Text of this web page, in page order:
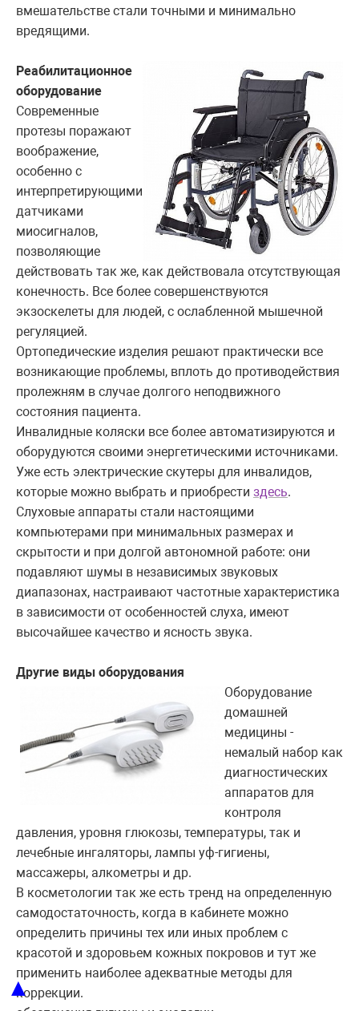
вмешательстве стали точными и минимально
вредящими.
Реабилитационное
оборудование
Современные
протезы поражают
воображение,
особенно с
интерпретирующими
датчиками
миосигналов,
позволяющие
действовать так же, как действовала отсутствующая
конечность. Все более совершенствуются
экзоскелеты для людей, с ослабленной мышечной
регуляцией.
Ортопедические изделия решают практически все
возникающие проблемы, вплоть до противодействия
пролежням в случае долгого неподвижного
состояния пациента.
Инвалидные коляски все более автоматизируются и
оборудуются своими энергетическими источниками.
Уже есть электрические скутеры для инвалидов,
которые можно выбрать и приобрести здесь.
Слуховые аппараты стали настоящими
компьютерами при минимальных размерах и
скрытости и при долгой автономной работе: они
подавляют шумы в независимых звуковых
диапазонах, настраивают частотные характеристика
в зависимости от особенностей слуха, имеют
высочайшее качество и ясность звука.
Другие виды оборудования
Оборудование
домашней
медицины -
немалый набор как
диагностических
аппаратов для
контроля
давления, уровня глюкозы, температуры, так и
лечебные ингаляторы, лампы уф-гигиены,
массажеры, алкометры и др.
В косметологии так же есть тренд на определенную
самодостаточность, когда в кабинете можно
определить причины тех или иных проблем с
красотой и здоровьем кожных покровов и тут же
применить наиболее адекватные методы для
коррекции.
▲